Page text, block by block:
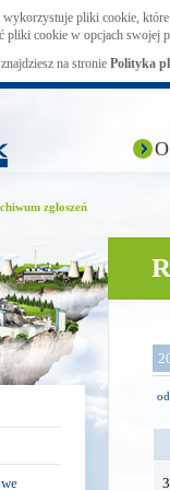
pliki cookie,
pliki cookie w opcjach swojej
na stronie Polityka
zgłoszeń
od